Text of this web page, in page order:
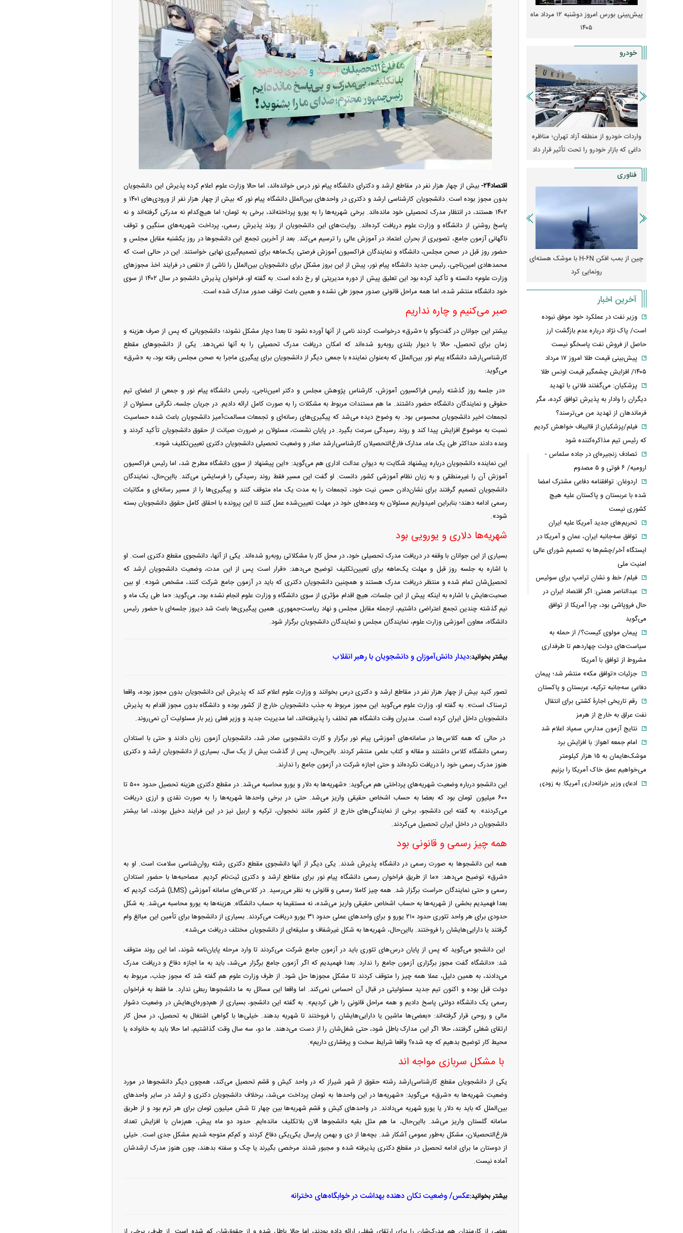
اقتصاد۲۴-
بیش از چهار هزار نفر در مقاطع ارشد و دکترای دانشگاه پیام نور درس خوانده‌اند، اما حالا وزارت علوم اعلام کرده پذیرش این دانشجویان
بدون مجوز بوده است. دانشجویان کارشناسی ارشد و دکتری در واحد‌های بین‌الملل دانشگاه پیام نور که بیش از چهار هزار نفر از ورودی‌های ۱۴۰۱ و
۱۴۰۲ هستند، در انتظار مدرک تحصیلی خود مانده‌اند. برخی شهریه‌ها را به یورو پرداخته‌اند، برخی به تومان؛ اما هیچ‌کدام نه مدرکی گرفته‌اند و نه
پاسخ روشنی از دانشگاه و وزارت علوم دریافت کرده‌اند. روایت‌های این دانشجویان از روند پذیرش رسمی، پرداخت شهریه‌های سنگین و توقف
ناگهانی آزمون جامع، تصویری از بحران اعتماد در آموزش عالی را ترسیم می‌کند. بعد از آخرین تجمع این دانشجو‌ها در روز یکشنبه مقابل مجلس و
حضور روز قبل در صحن مجلس، دانشگاه و نمایندگان فراکسیون آموزش فرصتی یک‌ماهه برای تصمیم‌گیری نهایی خواستند. این در حالی است که
محمدهادی امین‌ناجی، رئیس جدید دانشگاه پیام نور، پیش از این بروز مشکل برای دانشجویان بین‌الملل را ناشی از «نقص در فرایند اخذ مجوز‌های
وزارت علوم» دانسته و تأکید کرده بود این تعلیق پیش از دوره مدیریتی او رخ داده است. به گفته او، فراخوان پذیرش دانشجو در سال ۱۴۰۲ از سوی
خود دانشگاه منتشر شده، اما همه مراحل قانونی صدور مجوز طی نشده و همین باعث توقف صدور مدارک شده است.
صبر می‌کنیم و چاره نداریم
بیشتر این جوانان در گفت‌و‌گو با «شرق» درخواست کردند نامی از آنها آورده نشود تا بعدا دچار مشکل نشوند؛ دانشجویانی که پس از صرف هزینه و
زمان برای تحصیل، حالا با دیوار بلندی روبه‌رو شده‌اند که امکان دریافت مدرک تحصیلی را به آنها نمی‌دهد. یکی از دانشجو‌های مقطع
کارشناسی‌ارشد دانشگاه پیام نور بین‌الملل که به‌عنوان نماینده با جمعی دیگر از دانشجویان برای پیگیری ماجرا به صحن مجلس رفته بود، به «شرق»
می‌گوید:
«در جلسه روز گذشته رئیس فراکسیون آموزش، کارشناس پژوهش مجلس و دکتر امین‌ناجی، رئیس دانشگاه پیام نور و جمعی از اعضای تیم
حقوقی و نمایندگان دانشگاه حضور داشتند. ما هم مستندات مربوط به مشکلات را به صورت کامل ارائه دادیم. در جریان جلسه، نگرانی مسئولان از
تجمعات اخیر دانشجویان محسوس بود. به وضوح دیده می‌شد که پیگیری‌های رسانه‌ای و تجمعات مسالمت‌آمیز دانشجویان باعث شده حساسیت
نسبت به موضوع افزایش پیدا کند و روند رسیدگی سرعت بگیرد. در پایان نشست، مسئولان بر ضرورت صیانت از حقوق دانشجویان تأکید کردند و
وعده دادند حداکثر طی یک ماه، مدارک فارغ‌التحصیلان کارشناسی‌ارشد صادر و وضعیت تحصیلی دانشجویان دکتری تعیین‌تکلیف شود».
این نماینده دانشجویان درباره پیشنهاد شکایت به دیوان عدالت اداری هم می‌گوید: «این پیشنهاد از سوی دانشگاه مطرح شد، اما رئیس فراکسیون
آموزش آن را غیرمنطقی و به زیان نظام آموزشی کشور دانست. او گفت این مسیر فقط روند رسیدگی را فرسایشی می‌کند. با‌این‌حال، نمایندگان
دانشجویان تصمیم گرفتند برای نشان‌دادن حسن نیت خود، تجمعات را به مدت یک ماه متوقف کنند و پیگیری‌ها را از مسیر رسانه‌ای و مکاتبات
رسمی ادامه دهند؛ بنابراین امیدواریم مسئولان به وعده‌های خود در مهلت تعیین‌شده عمل کنند تا این پرونده با احقاق کامل حقوق دانشجویان بسته
شود».
شهریه‌ها دلاری و یورویی بود
بسیاری از این جوانان با وقفه در دریافت مدرک تحصیلی خود، در محل کار با مشکلاتی روبه‌رو شده‌اند. یکی از آنها، دانشجوی مقطع دکتری است. او
با اشاره به جلسه روز قبل و مهلت یک‌ماهه برای تعیین‌تکلیف توضیح می‌دهد: «قرار است پس از این مدت، وضعیت دانشجویان ارشد که
تحصیل‌شان تمام شده و منتظر دریافت مدرک هستند و همچنین دانشجویان دکتری که باید در آزمون جامع شرکت کنند، مشخص شود». او بین
صحبت‌هایش با اشاره به اینکه پیش از این جلسات، هیچ اقدام مؤثری از سوی دانشگاه و وزارت علوم انجام نشده بود، می‌گوید: «ما طی یک ماه و
نیم گذشته چندین تجمع اعتراضی داشتیم، از‌جمله مقابل مجلس و نهاد ریاست‌جمهوری. همین پیگیری‌ها باعث شد دیروز جلسه‌ای با حضور رئیس
دانشگاه، معاون آموزشی وزارت علوم، نمایندگان مجلس و نمایندگان دانشجویان برگزار شود.
بیشتر بخوانید:دیدار دانش‌آموزان و دانشجویان با رهبر انقلاب
تصور کنید بیش از چهار هزار نفر در مقاطع ارشد و دکتری درس بخوانند و وزارت علوم اعلام کند که پذیرش این دانشجویان بدون مجوز بوده، واقعا
ترسناک است». به گفته او، وزارت علوم می‌گوید این مجوز مربوط به جذب دانشجویان خارج از کشور بوده و دانشگاه بدون مجوز اقدام به پذیرش
دانشجویان داخل ایران کرده است. مدیران وقت دانشگاه هم تخلف را پذیرفته‌اند، اما مدیریت جدید و وزیر فعلی زیر بار مسئولیت آن نمی‌روند.
در حالی که همه کلاس‌ها در سامانه‌های آموزشی پیام نور برگزار و کارت دانشجویی صادر شد، دانشجویان آزمون زبان دادند و حتی با استادان
رسمی دانشگاه کلاس داشتند و مقاله و کتاب علمی منتشر کردند. با‌این‌حال، پس از گذشت بیش از یک سال، بسیاری از دانشجویان ارشد و دکتری
هنوز مدرک رسمی خود را دریافت نکرده‌اند و حتی اجازه شرکت در آزمون جامع را ندارند.
این دانشجو درباره وضعیت شهریه‌های پرداختی هم می‌گوید: «شهریه‌ها به دلار و یورو محاسبه می‌شد. در مقطع دکتری هزینه تحصیل حدود ۵۰۰ تا
۶۰۰ میلیون تومان بود که بعضا به حساب اشخاص حقیقی واریز می‌شد. حتی در برخی واحد‌ها شهریه‌ها را به صورت نقدی و ارزی دریافت
می‌کردند». به گفته این دانشجو، برخی از نمایندگی‌های خارج از کشور مانند نخجوان، ترکیه و اربیل نیز در این فرایند دخیل بودند، اما بیشتر
دانشجویان در داخل ایران تحصیل می‌کردند.
همه چیز رسمی و قانونی بود
همه این دانشجو‌ها به صورت رسمی در دانشگاه پذیرش شدند. یکی دیگر از آنها دانشجوی مقطع دکتری رشته روان‌شناسی سلامت است. او به
«شرق» توضیح می‌دهد: «ما از طریق فراخوان رسمی دانشگاه پیام نور برای مقاطع ارشد و دکتری ثبت‌نام کردیم. مصاحبه‌ها با حضور استادان
رسمی و حتی نمایندگان حراست برگزار شد. همه چیز کاملا رسمی و قانونی به نظر می‌رسید. در کلاس‌های سامانه آموزشی (LMS) شرکت کردیم که
بعدا فهمیدیم بخشی از شهریه‌ها به حساب اشخاص حقیقی واریز می‌شده، نه مستقیما به حساب دانشگاه. هزینه‌ها به یورو محاسبه می‌شد. به شکل
حدودی برای هر واحد تئوری حدود ۲۱۰ یورو و برای واحد‌های عملی حدود ۳۱ یورو دریافت می‌کردند. بسیاری از دانشجو‌ها برای تأمین این مبالغ وام
گرفتند یا دارایی‌هایشان را فروختند. با‌این‌حال، شهریه‌ها به شکل غیرشفاف و سلیقه‌ای از دانشجویان مختلف دریافت می‌شد».
این دانشجو می‌گوید که پس از پایان درس‌های تئوری باید در آزمون جامع شرکت می‌کردند تا وارد مرحله پایان‌نامه شوند، اما این روند متوقف
شد: «دانشگاه گفت مجوز برگزاری آزمون جامع را ندارد. بعدا فهمیدیم که اگر آزمون جامع برگزار می‌شد، باید به ما اجازه دفاع و دریافت مدرک
می‌دادند، به همین دلیل، عملا همه چیز را متوقف کردند تا مشکل مجوز‌ها حل شود. از طرف وزارت علوم هم گفته شد که مجوز جذب، مربوط به
دولت قبل بوده و اکنون تیم جدید مسئولیتی در قبال آن احساس نمی‌کند. اما واقعا این مسائل به ما دانشجو‌ها ربطی ندارد. ما فقط به فراخوان
رسمی یک دانشگاه دولتی پاسخ دادیم و همه مراحل قانونی را طی کردیم». به گفته این دانشجو، بسیاری از هم‌دوره‌ای‌هایش در وضعیت دشوار
مالی و روحی قرار گرفته‌اند: «بعضی‌ها ماشین یا دارایی‌هایشان را فروختند تا شهریه بدهند. خیلی‌ها با گواهی اشتغال به تحصیل، در محل کار
ارتقای شغلی گرفتند، حالا اگر این مدارک باطل شود، حتی شغل‌شان را از دست می‌دهند. ما دو، سه سال وقت گذاشتیم، اما حالا باید به خانواده یا
محیط کار توضیح بدهیم که چه شده؟ واقعا شرایط سخت و پر‌فشاری داریم».
با مشکل سربازی مواجه اند
یکی از دانشجویان مقطع کارشناسی‌ارشد رشته حقوق از شهر شیراز که در واحد کیش و قشم تحصیل می‌کند، همچون دیگر دانشجو‌ها در مورد
وضعیت شهریه‌ها به «شرق» می‌گوید: «شهریه‌ها در این واحد‌ها به تومان پرداخت می‌شد، برخلاف دانشجویان دکتری و ارشد در سایر واحد‌های
بین‌الملل که باید به دلار یا یورو شهریه می‌دادند. در واحد‌های کیش و قشم شهریه‌ها بین چهار تا شش میلیون تومان برای هر ترم بود و از طریق
سامانه گلستان واریز می‌شد. با‌این‌حال، ما هم مثل بقیه دانشجو‌ها الان بلاتکلیف مانده‌ایم. حدود دو ماه پیش، هم‌زمان با افزایش تعداد
فارغ‌التحصیلان، مشکل به‌طور عمومی آشکار شد. بچه‌ها از دی و بهمن پارسال یکی‌یکی دفاع کردند و کم‌کم متوجه شدیم مشکل جدی است. خیلی
از دوستان ما برای ادامه تحصیل در مقطع دکتری پذیرفته شده و مجبور شدند مرخصی بگیرند یا چک و سفته بدهند، چون هنوز مدرک ارشدشان
آماده نیست.
بیشتر بخوانید:عکس/ وضعیت تکان دهنده بهداشت در خوابگاه‌های دخترانه
پیش‌بینی بورس امروز دوشنبه ۱۲ مرداد ماه
۱۴۰۵
زنگ خطر انباشت نیاز در بازار مسکن؛ فنر
قیمت‌ها فشرده شده
کارنامه مردود محسن پاک‌ نژاد؛ از افت شدید
درآمد ارزی تا بازی با عزل و نصب‌ها
پیش‌بینی بورس امروز دوشنبه ۱۲ مرداد ماه
۱۴۰۵
خودرو
واردات خودرو از منطقه آزاد تهران؛ مناظره
داغی که بازار خودرو را تحت تأثیر قرار داد
قیمت خودرو وارد فاز جدید شد/ اولین
واکنش بازار به تحولات سیاسی + جدول
هجوم خودروسازان چینی به اروپا؛ آیا
کارخانه‌های بحران‌زده نجات پیدا می‌کنند؟
واردات خودرو از منطقه آزاد تهران؛ مناظره
داغی که بازار خودرو را تحت تأثیر قرار داد
فناوری
چین از بمب افکن H-۶N با موشک هسته‌ای
رونمایی کرد
پهپاد رهگیر یا موشک پدافند؛ قدرت تهدید
کدامیک بیشتر است؟
رونمایی از پوکو M ۸ پاور با باتری ۸۰۰۰
میلی‌آمپرساعتی
چین از بمب افکن H-۶N با موشک هسته‌ای
رونمایی کرد
آخرین اخبار
وزیر نفت در عملکرد خود موفق نبوده
است/ پاک نژاد درباره عدم بازگشت ارز
حاصل از فروش نفت پاسخگو نیست
پیش‌بینی قیمت طلا امروز ۱۷ مرداد
۱۴۰۵/ افزایش چشمگیر قیمت اونس طلا
پزشکیان: می‌گفتند فلانی با تهدید
دیگران را وادار به پذیرش توافق کرده، مگر
فرماندهان از تهدید من می‌ترسند؟
فیلم/پزشکیان:از قالیباف خواهش کردیم
که رئیس تیم مذاکره‌کننده شود
تصادف زنجیره‌ای در جاده سلماس -
ارومیه/ ۶ فوتی و ۵ مصدوم
اردوغان: توافقنامه دفاعی مشترک امضا
شده با عربستان و پاکستان علیه هیچ
کشوری نیست
تحریم‌های جدید آمریکا علیه ایران
توافق سه‌جانبه ایران، عمان و آمریکا در
ایستگاه آخر/چشم‌ها به تصمیم شورای عالی
امنیت ملی
فیلم/ خط و نشان ترامپ برای سوئیس
عبدالناصر همتی: اگر اقتصاد ایران در
حال فروپاشی بود، چرا آمریکا از توافق
می‌گوید
پیمان مولوی کیست؟/ از حمله به
سیاست‌های دولت چهاردهم تا طرفداری
مشروط از توافق با آمریکا
جزئیات «توافق مکه» منتشر شد؛ پیمان
دفاعی سه‌جانبه ترکیه، عربستان و پاکستان
رقم تاریخی اجارۀ کشتی برای انتقال
نفت عراق به خارج از هرمز
نتایج آزمون مدارس سمپاد اعلام شد
امام‌ جمعه اهواز: با افزایش برد
موشک‌هایمان به ۱۵ هزار کیلومتر
می‌خواهیم عمق خاک آمریکا را بزنیم
ادعای وزیر خزانه‌داری آمریکا: به زودی